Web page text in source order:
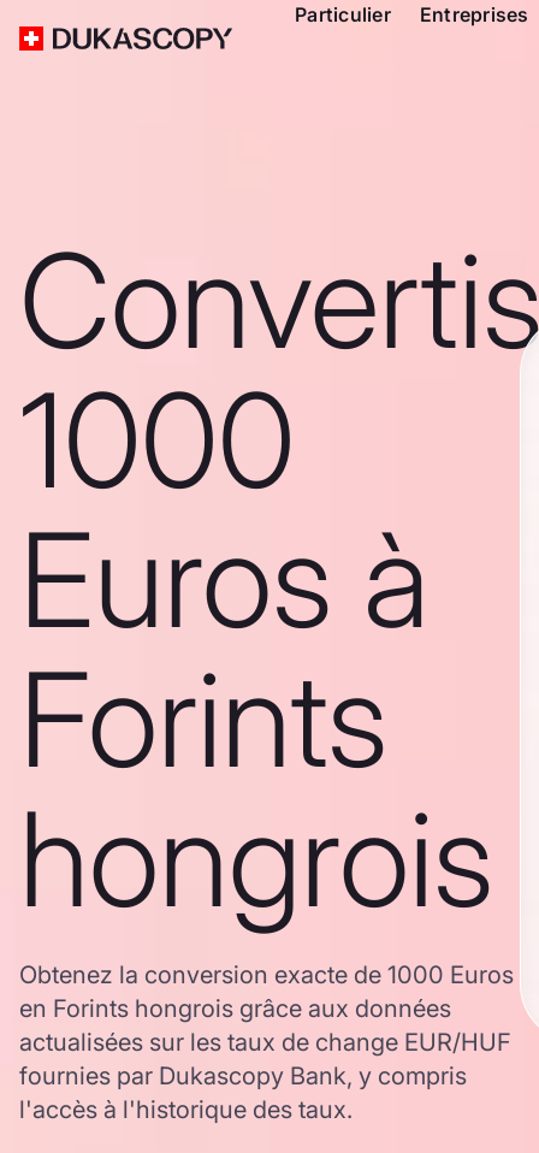
Particulier Entreprises
1000
Euros à
Forints
hongrois
Obtenez la conversion exacte de 1000 Euros
en Forints hongrois grâce aux données
actualisées sur les taux de change EUR/HUF
fournies par Dukascopy Bank, y compris
l'accès à l'historique des taux.